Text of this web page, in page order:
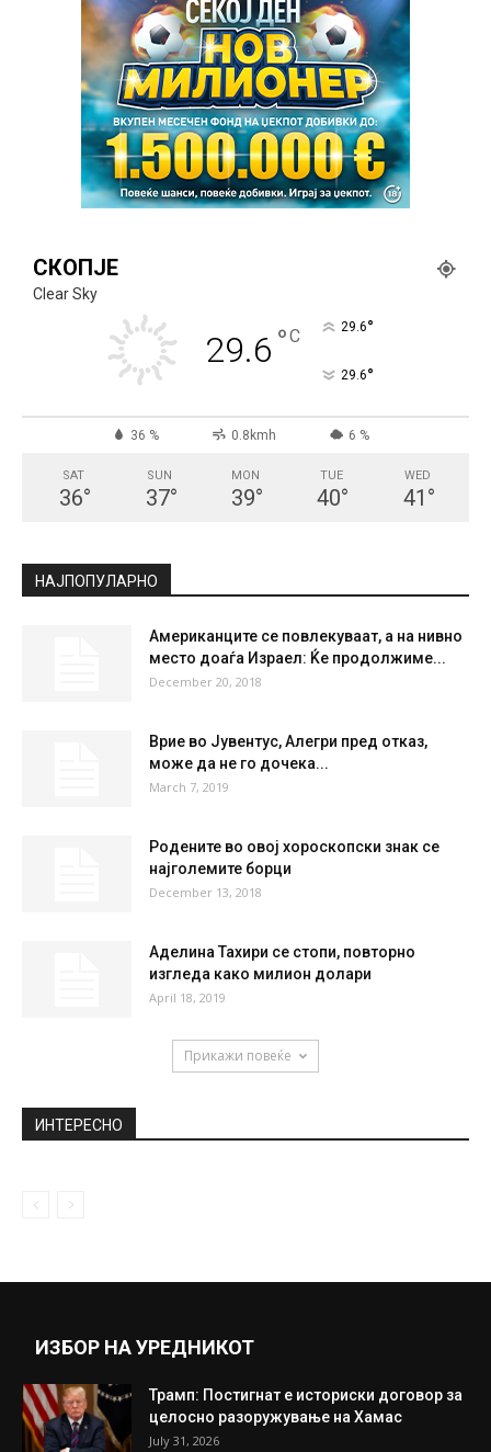
СКОПЈЕ
Clear Sky
29.6 °C 29.6°
29.6°
36 % 0.8kmh 6 %
SAT
36°
SUN
37°
MON
39°
TUE
40°
WED
41 °
НАЈПОПУЛАРНО
Американците се повлекуваат, а на нивно
место доаѓа Израел: Ќе продолжиме...
December 20, 2018
Врие во Јувентус, Алегри пред отказ,
може да не го дочека...
March 7, 2019
Родените во овој хороскопски знак се
најголемите борци
December 13, 2018
Аделина Тахири се стопи, повторно
изгледа како милион долари
April 18, 2019
Прикажи повеќе
ИНТЕРЕСНО
ИЗБОР НА УРЕДНИКОТ
Трамп: Постигнат е историски договор за
целосно разоружување на Хамас
July 31, 2026